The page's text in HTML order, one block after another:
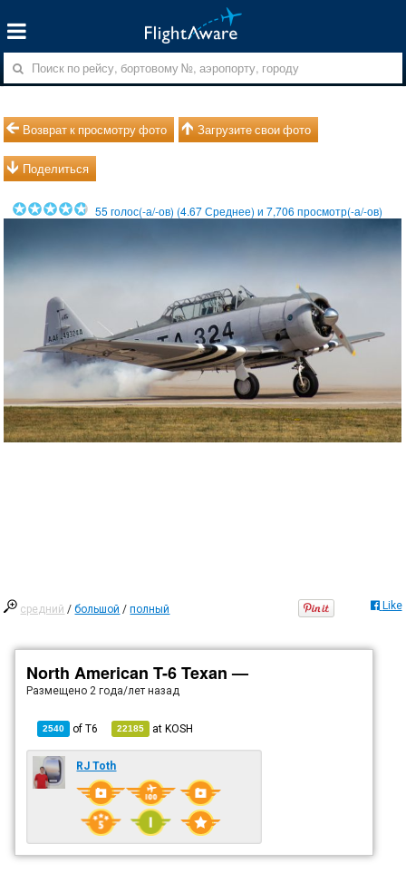
Возврат к просмотру фото Загрузите свои фото
Поделиться
55 голос(-а/-ов) (4.67Среднее) и7,706 просмотр(-а/-ов)
средний /большой /полный Like
North American T-6 Texan —
Размещено 2 года/лет назад
2540 ofT6 22185 atKOSH
RJ Toth